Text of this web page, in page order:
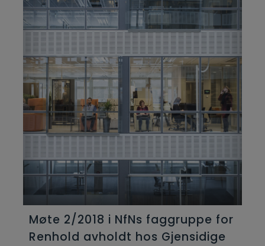
Møte 2/2018 i NfNs faggruppe for
Renhold avholdt hos Gjensidige